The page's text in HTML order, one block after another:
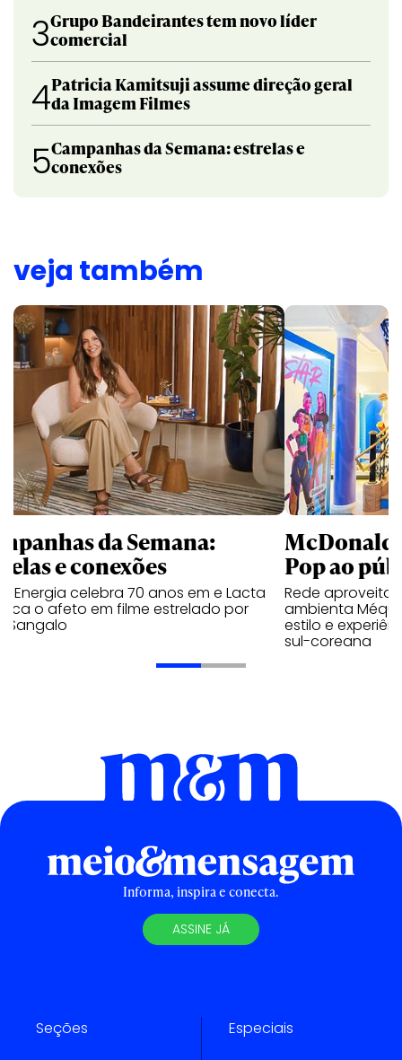
3Grupo Bandeirantes tem novo líder
comercial
4Patricia Kamitsuji assume direção geral
da Imagem Filmes
5Campanhas da Semana: estrelas e
conexões
veja também
da Semana:
e conexões
Energia celebra 70 anos em e Lacta
o afeto em filme estrelado por
Sangalo
Pop ao
Rede aproveita
ambienta Méqui
estilo e
sul-coreana
Informa, inspira e conecta.
ASSINE JÁ
Seções Especiais